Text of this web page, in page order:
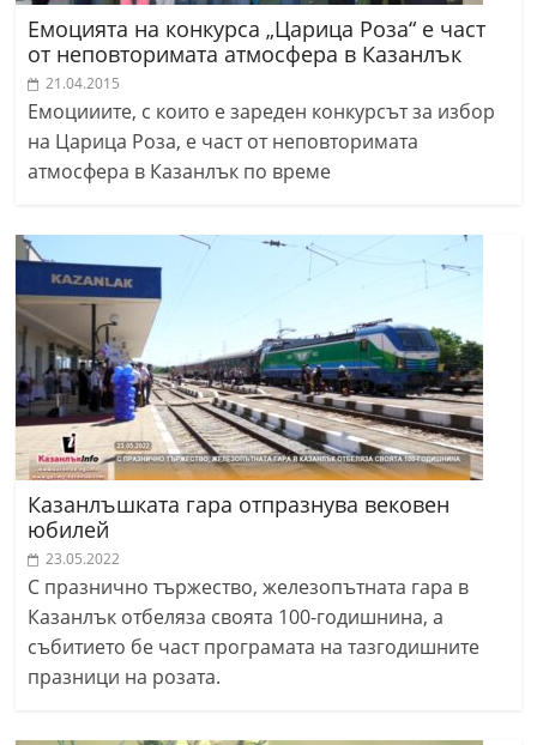
Емоцията на конкурса „Царица Роза“ е част
от неповторимата атмосфера в Казанлък
21.04.2015
Емоцииите, с които е зареден конкурсът за избор
на Царица Роза, е част от неповторимата
атмосфера в Казанлък по време
Казанлъшката гара отпразнува вековен
юбилей
23.05.2022
С празнично тържество, железопътната гара в
Казанлък отбеляза своята 100-годишнина, а
събитието бе част програмата на тазгодишните
празници на розата.